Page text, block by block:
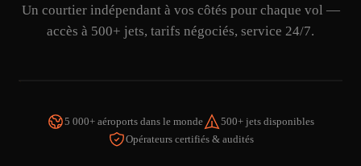
Un courtier indépendant à vos côtés pour chaque vol —
accès à 500+ jets, tarifs négociés, service 24/7.
REGARDER LA VIDÉO
5 000+ aéroports dans le monde
500+ jets disponibles
Opérateurs certifiés & audités